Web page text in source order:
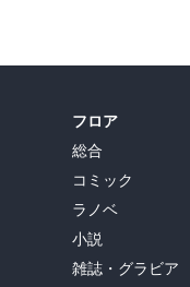
フロア
総合
コミック
ラノベ
小説
雑誌・グラビア